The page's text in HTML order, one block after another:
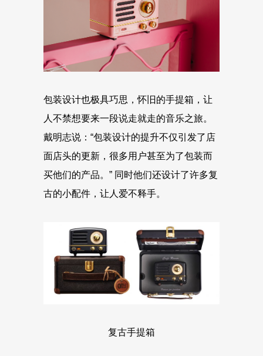
包装设计也极具巧思，怀旧的手提箱，让
人不禁想要来一段说走就走的音乐之旅。
戴明志说：“包装设计的提升不仅引发了店
面店头的更新，很多用户甚至为了包装而
买他们的产品。” 同时他们还设计了许多复
古的小配件，让人爱不释手。
复古手提箱